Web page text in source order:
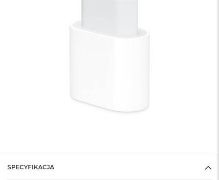
SPECYFIKACJA